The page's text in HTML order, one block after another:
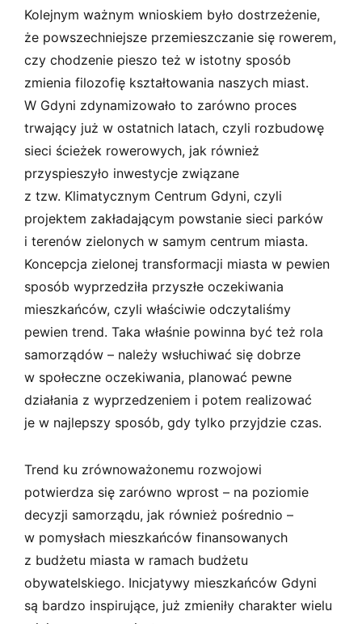
Kolejnym ważnym wnioskiem było dostrzeżenie,
że powszechniejsze przemieszczanie się rowerem,
czy chodzenie pieszo też w istotny sposób
zmienia filozofię kształtowania naszych miast.
W Gdyni zdynamizowało to zarówno proces
trwający już w ostatnich latach, czyli rozbudowę
sieci ścieżek rowerowych, jak również
przyspieszyło inwestycje związane
z tzw. Klimatycznym Centrum Gdyni, czyli
projektem zakładającym powstanie sieci parków
i terenów zielonych w samym centrum miasta.
Koncepcja zielonej transformacji miasta w pewien
sposób wyprzedziła przyszłe oczekiwania
mieszkańców, czyli właściwie odczytaliśmy
pewien trend. Taka właśnie powinna być też rola
samorządów – należy wsłuchiwać się dobrze
w społeczne oczekiwania, planować pewne
działania z wyprzedzeniem i potem realizować
je w najlepszy sposób, gdy tylko przyjdzie czas.
Trend ku zrównoważonemu rozwojowi
potwierdza się zarówno wprost – na poziomie
decyzji samorządu, jak również pośrednio –
w pomysłach mieszkańców finansowanych
z budżetu miasta w ramach budżetu
obywatelskiego. Inicjatywy mieszkańców Gdyni
są bardzo inspirujące, już zmieniły charakter wielu